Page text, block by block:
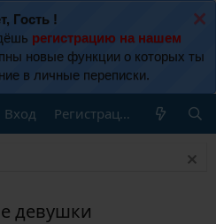
Гость !
регистрацию на нашем
новые функции о которых ты
в личные переписки.
Вход Регистрация
девушки